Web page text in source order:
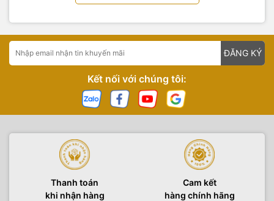
ĐĂNG KÝ
Kết nối với chúng tôi:
Thanh toán
khi nhận hàng
Cam kết
hàng chính hãng